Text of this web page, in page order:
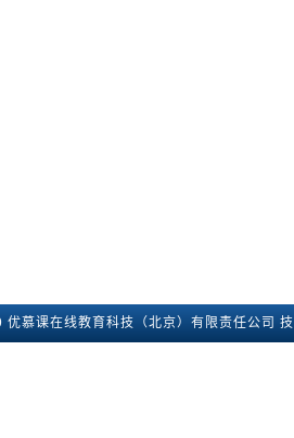
优慕课在线教育科技（北京）有限责任公司